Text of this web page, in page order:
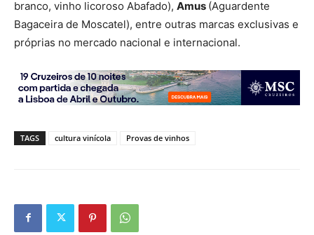
branco, vinho licoroso Abafado), Amus (Aguardente
Bagaceira de Moscatel), entre outras marcas exclusivas e
próprias no mercado nacional e internacional.
TAGS cultura vinícola Provas de vinhos